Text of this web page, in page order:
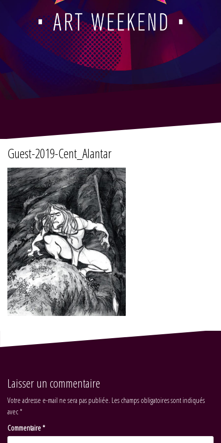
Guest-2019-Cent_Alantar
Laisser un commentaire
Votre adresse e-mail ne sera pas publiée. Les champs obligatoires sont indiqués
avec*
Commentaire*